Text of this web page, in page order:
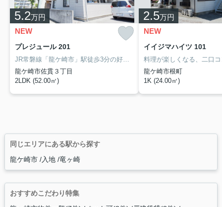
5.2万円
NEW
プレジュール 201
龍ケ崎市佐貫３丁目
2LDK (52.00㎡)
2.5万円
NEW
イイジマハイツ 101
龍ケ崎市根町
1K (24.00㎡)
同じエリアにある駅から探す
龍ケ崎市 入地 竜ヶ崎
おすすめこだわり特集